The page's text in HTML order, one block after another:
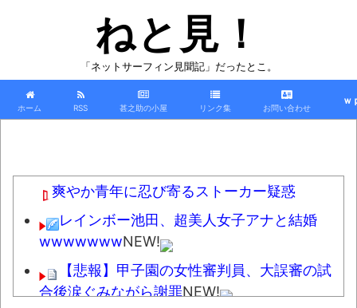
ねと見！
「ネットサーフィン見聞記」だったとこ。
ホーム RSS 甚之助の小屋 リンク集 お問い合わせ
ｗ
爽やか青年に忍び寄るストーカー疑惑
レインボー池田、超美人女子アナと結婚
wwwwwwwNEW!
【悲報】甲子園の女性審判員、大誤審の試
合後涙ぐみながら謝罪NEW!